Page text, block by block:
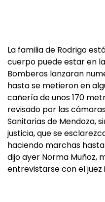
La familia de Rodrigo
cuerpo puede estar en
Bomberos lanzaran
hasta se metieron en
cañería de unos 170
revisado por las
Sanitarias de Mendoza,
justicia, que se
haciendo marchas
dijo ayer Norma Muñoz,
entrevistarse con el juez